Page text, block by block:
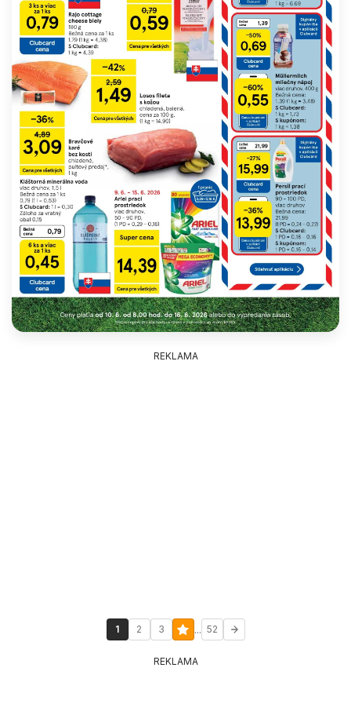
REKLAMA
1 2 3 ... 52
REKLAMA